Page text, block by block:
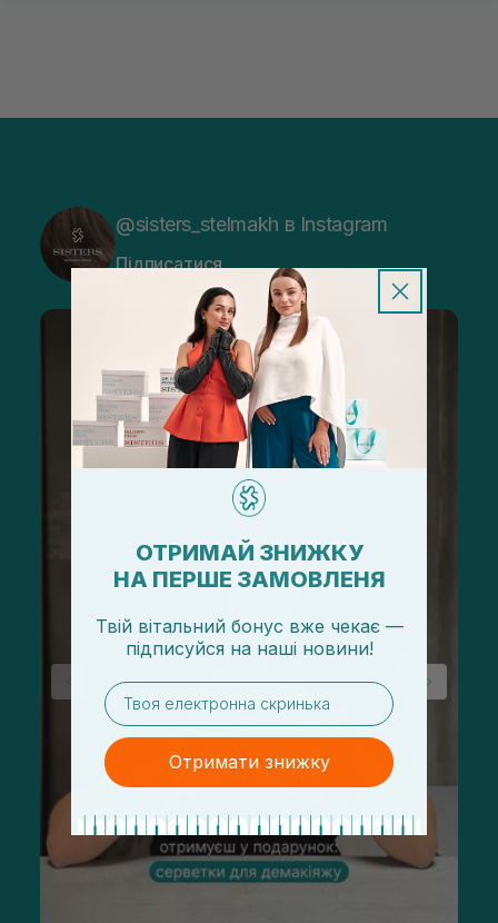
@sisters_stelmakh в Instagram
Підписатися
ОТРИМАЙ ЗНИЖКУ
НА ПЕРШЕ ЗАМОВЛЕНЯ
Твій вітальний бонус вже чекає —
підписуйся на наші новини!
email
Отримати знижку